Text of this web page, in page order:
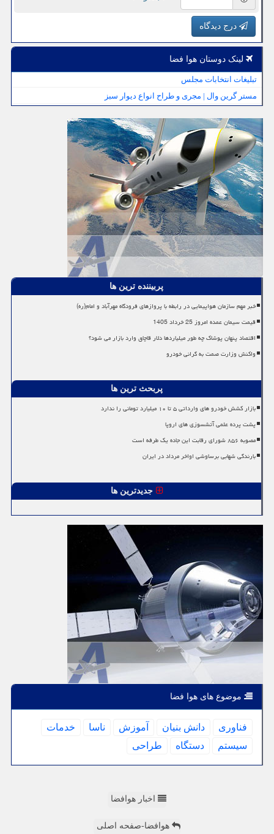
درج دیدگاه
لینک دوستان هوا فضا
تبلیغات انتخابات مجلس
مستر گرین وال | مجری و طراح انواع دیوار سبز
پربیننده ترین ها
خبر مهم سازمان هواپیمایی در رابطه با پروازهای فرودگاه مهرآباد و امام(ره)
قیمت سیمان عمده امروز 25 خرداد 1405
اقتصاد پنهان پوشاک چه طور میلیاردها دلار قاچاق وارد بازار می شود؟
واکنش وزارت صمت به گرانی خودرو
پربحث ترین ها
بازار کشش خودرو های وارداتی ۵ تا ۱۰ میلیارد تومانی را ندارد
پشت پرده علمی آتشسوزی های اروپا
مصوبه ۸۵۶ شورای رقابت این جاده یک طرفه است
بارندگی شهابی برساوشی اواخر مرداد در ایران
جدیدترین ها
موضوع های هوا فضا
فناوری دانش بنیان آموزش ناسا
خدمات
سیستم
دستگاه طراحی
اخبار هوافضا
هوافضا-صفحه اصلی